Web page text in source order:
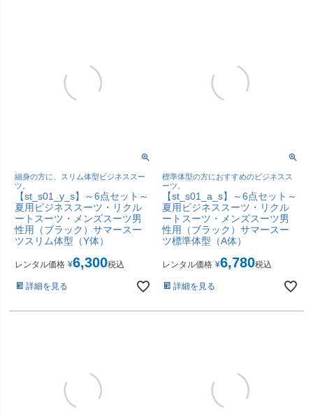
細身の方に、スリム体型ビジネススー
ツ。
【st_s01_y_s】～6点セット～
夏用ビジネススーツ・リクル
ートスーツ・メンズスーツ男
性用（ブラック）サマースー
ツスリム体型（Y体）
レンタル価格 ¥6,300税込
詳細を見る
標準体型の方におすすめのビジネスス
ーツ。
【st_s01_a_s】～6点セット～
夏用ビジネススーツ・リクル
ートスーツ・メンズスーツ男
性用（ブラック）サマースー
ツ標準体型（A体）
レンタル価格 ¥6,780税込
詳細を見る